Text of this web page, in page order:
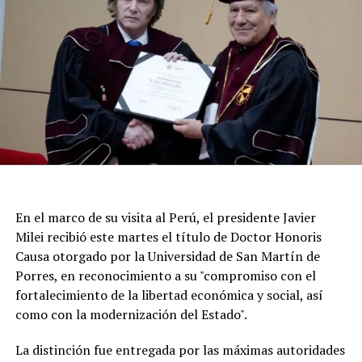
Según la reconstrucción realizada por los
Maldonado y luego se había ido hacia Punta del Este.
En el marco de su visita al Perú, el presidente Javier
Milei recibió este martes el título de Doctor Honoris
Causa otorgado por la Universidad de San Martín de
Porres, en reconocimiento a su "compromiso con el
fortalecimiento de la libertad económica y social, así
como con la modernización del Estado".
La distinción fue entregada por las máximas autoridades